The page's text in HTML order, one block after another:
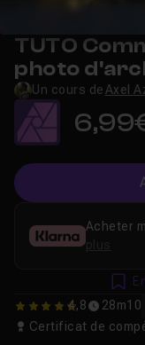
TUTO
photo
Un cours de Axel
4.8333333333333
4,8 28m10
Certificat de
Acheter
plus